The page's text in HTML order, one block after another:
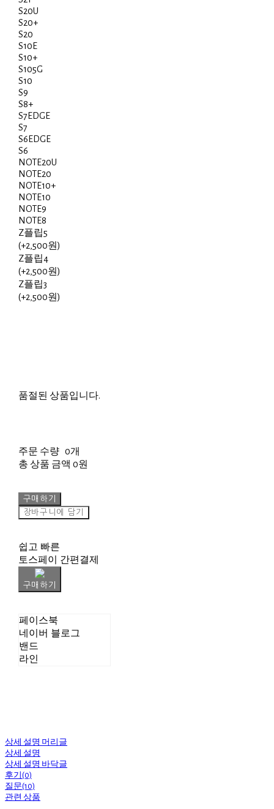
S20U
S20+
S20
S10E
S10+
S105G
S10
S9
S8+
S7EDGE
S7
S6EDGE
S6
NOTE20U
NOTE20
NOTE10+
NOTE10
NOTE9
NOTE8
Z플립5
(+2,500원)
Z플립4
(+2,500원)
Z플립3
(+2,500원)
품절된 상품입니다.
주문 수량 0개
총 상품 금액 0원
구매하기
장바구니에 담기
쉽고 빠른
토스페이 간편결제
구매하기
페이스북
네이버 블로그
밴드
라인
상세 설명 머리글
상세 설명
상세 설명 바닥글
후기(0)
질문(10)
관련 상품